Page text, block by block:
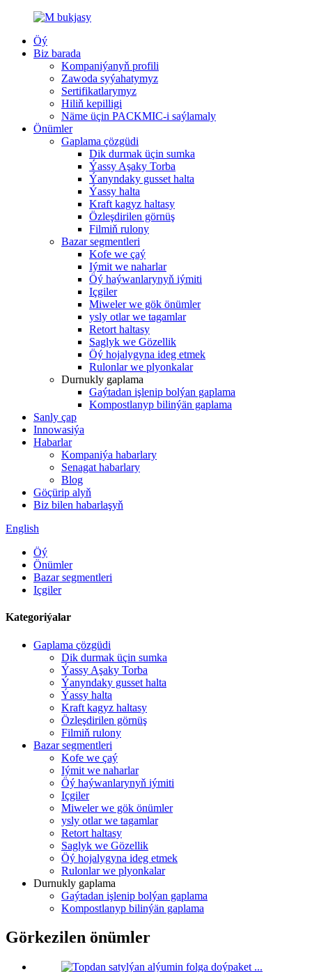
Öý
Biz barada
Kompaniýanyň profili
Zawoda syýahatymyz
Sertifikatlarymyz
Hiliň kepilligi
Näme üçin PACKMIC-i saýlamaly
Önümler
Gaplama çözgüdi
Dik durmak üçin sumka
Ýassy Aşaky Torba
Ýanyndaky gusset halta
Ýassy halta
Kraft kagyz haltasy
Özleşdirilen görnüş
Filmiň rulony
Bazar segmentleri
Kofe we ​​çaý
Iýmit we naharlar
Öý haýwanlarynyň iýmiti
Içgiler
Miweler we gök önümler
ysly otlar we tagamlar
Retort haltasy
Saglyk we Gözellik
Öý hojalygyna ideg etmek
Rulonlar we plyonkalar
Durnukly gaplama
Gaýtadan işlenip bolýan gaplama
Kompostlanyp bilinýän gaplama
Sanly çap
Innowasiýa
Habarlar
Kompaniýa habarlary
Senagat habarlary
Blog
Göçürip alyň
Biz bilen habarlaşyň
English
Öý
Önümler
Bazar segmentleri
Içgiler
Kategoriýalar
Gaplama çözgüdi
Dik durmak üçin sumka
Ýassy Aşaky Torba
Ýanyndaky gusset halta
Ýassy halta
Kraft kagyz haltasy
Özleşdirilen görnüş
Filmiň rulony
Bazar segmentleri
Kofe we ​​çaý
Iýmit we naharlar
Öý haýwanlarynyň iýmiti
Içgiler
Miweler we gök önümler
ysly otlar we tagamlar
Retort haltasy
Saglyk we Gözellik
Öý hojalygyna ideg etmek
Rulonlar we plyonkalar
Durnukly gaplama
Gaýtadan işlenip bolýan gaplama
Kompostlanyp bilinýän gaplama
Görkezilen önümler